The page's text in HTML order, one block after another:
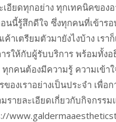
เอียดทุกอย่าง ทุกเทคนิคขอ
นนี้รู้สึกดีใจ ซึ่งทุกคนที่เข้าร
ค้าเตรียมตัวมายังไงบ้าง เร
รให้กับผู้รับบริการ พร้อมทั้งอ
ทุกคนต้องมีความรู้ ความเข้า
ของเราอย่างเป็นประจำ เพื่อ
รายละเอียดเกี่ยวกับกิจกรร